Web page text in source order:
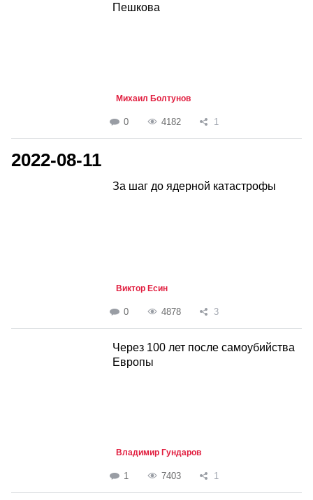
Пешкова
Михаил Болтунов
0 4182 1
2022-08-11
За шаг до ядерной катастрофы
Виктор Есин
0 4878 3
Через 100 лет после самоубийства
Европы
Владимир Гундаров
1 7403 1